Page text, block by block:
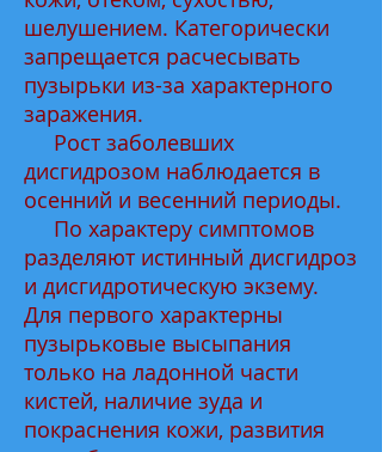
шелушением. Категорически
запрещается расчесывать
пузырьки из-за характерного
заражения.
Рост заболевших
дисгидрозом наблюдается в
осенний и весенний периоды.
По характеру симптомов
разделяют истинный дисгидроз
и дисгидротическую экзему.
Для первого характерны
пузырьковые высыпания
только на ладонной части
кистей, наличие зуда и
покраснения кожи, развития